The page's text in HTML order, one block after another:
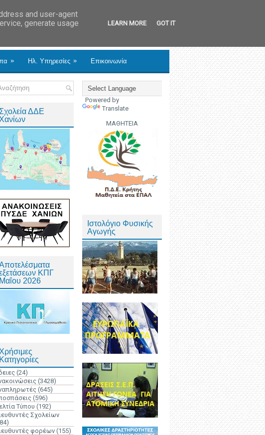
» Ηλ. Υπηρεσίες » Επικοινωνία
Σχολεία ΔΔΕ
Χανίων
ΚΠΓ
Μαΐου 2026
Χρήσιμες
Κατηγορίες
(24)
(3428)
(645)
(596)
Τύπου (192)
Σχολείων
φορέων (155)
Powered by
Translate
ΜΑΘΗΤΕΙΑ
Ιστολόγιο Φυσικής
Αγωγής
and user-agent
generate usage
LEARN MORE GOT IT